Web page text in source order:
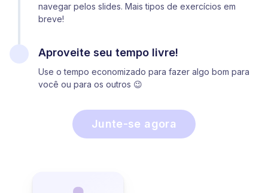
navegar pelos slides. Mais tipos de exercícios em
breve!
Aproveite seu tempo livre!
Use o tempo economizado para fazer algo bom para
você ou para os outros 😉
Junte-se agora